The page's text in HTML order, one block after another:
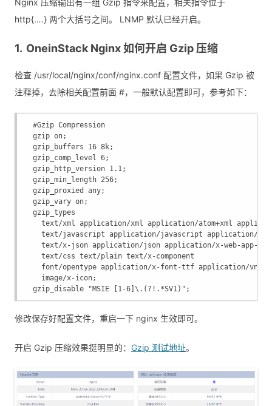
Nginx 压缩输出有一组 Gzip 指令来配置，相关指令位于
http{….} 两个大括号之间。 LNMP 默认已经开启。
OneinStack Nginx 如何开启 Gzip 压缩
检查 /usr/local/nginx/conf/nginx.conf 配置文件，如果 Gzip 被
注释掉，去除相关配置前面 #，一般默认配置即可，参考如下：
  #Gzip Compression
  gzip on;
  gzip_buffers 16 8k;
  gzip_comp_level 6;
  gzip_http_version 1.1;
  gzip_min_length 256;
  gzip_proxied any;
  gzip_vary on;
  gzip_types
text/xml application/xml application/atom+xml
text/javascript application/javascript application/x-
text/x-json application/json application/x-web-app-
    text/css text/plain text/x-component
font/opentype application/x-font-ttf application/
    image/x-icon;
  gzip_disable "MSIE [1-6]\.(?!.*SV1)";
修改保存好配置文件，重启一下 nginx 生效即可。
开启 Gzip 压缩效果挺明显的： Gzip 测试地址。